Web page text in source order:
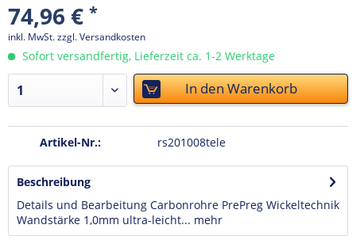
74,96 € *
inkl. MwSt.zzgl. Versandkosten
Sofort versandfertig, Lieferzeit ca. 1-2 Werktage
In denWarenkorb
Artikel-Nr.: rs201008tele
Beschreibung
Details und Bearbeitung Carbonrohre PrePreg Wickeltechnik
Wandstärke 1,0mm ultra-leicht... mehr